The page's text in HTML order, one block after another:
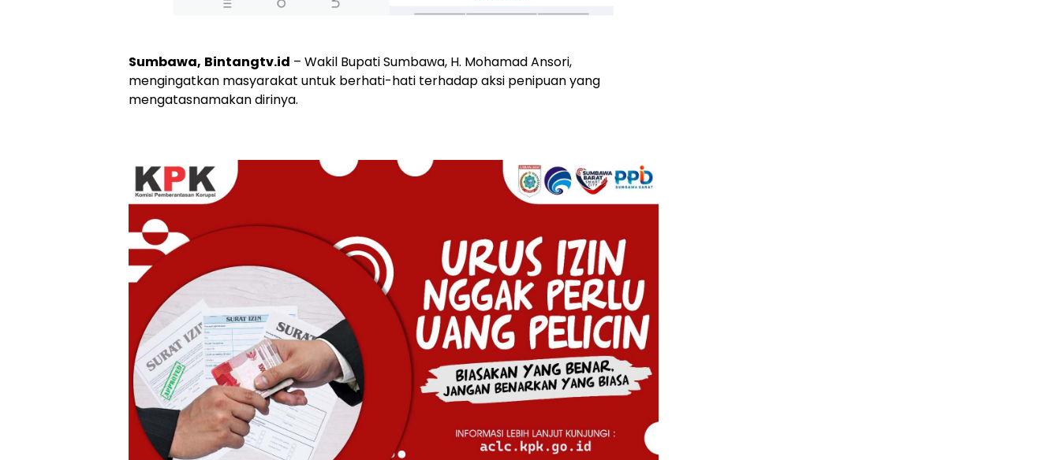
Sumbawa, Bintangtv.id – Wakil Bupati Sumbawa, H. Mohamad Ansori,
mengingatkan masyarakat untuk berhati-hati terhadap aksi penipuan yang
mengatasnamakan dirinya.